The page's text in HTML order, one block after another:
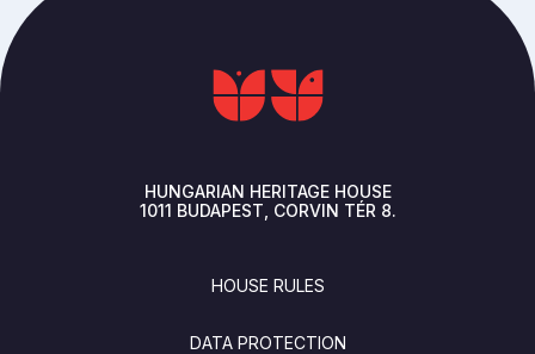
HUNGARIAN HERITAGE HOUSE
1011 BUDAPEST CORVIN TÉR 8.
HOUSE RULES
DATA PROTECTION